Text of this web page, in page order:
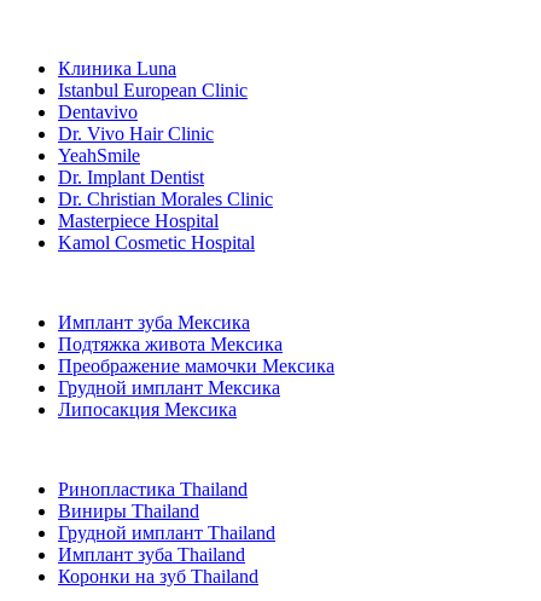
Клиника Luna
Istanbul European Clinic
Dentavivo
Dr. Vivo Hair Clinic
YeahSmile
Dr. Implant Dentist
Dr. Christian Morales Clinic
Masterpiece Hospital
Kamol Cosmetic Hospital
Имплант зуба Мексика
Подтяжка живота Мексика
Преображение мамочки Мексика
Грудной имплант Мексика
Липосакция Мексика
Ринопластика Thailand
Виниры Thailand
Грудной имплант Thailand
Имплант зуба Thailand
Коронки на зуб Thailand